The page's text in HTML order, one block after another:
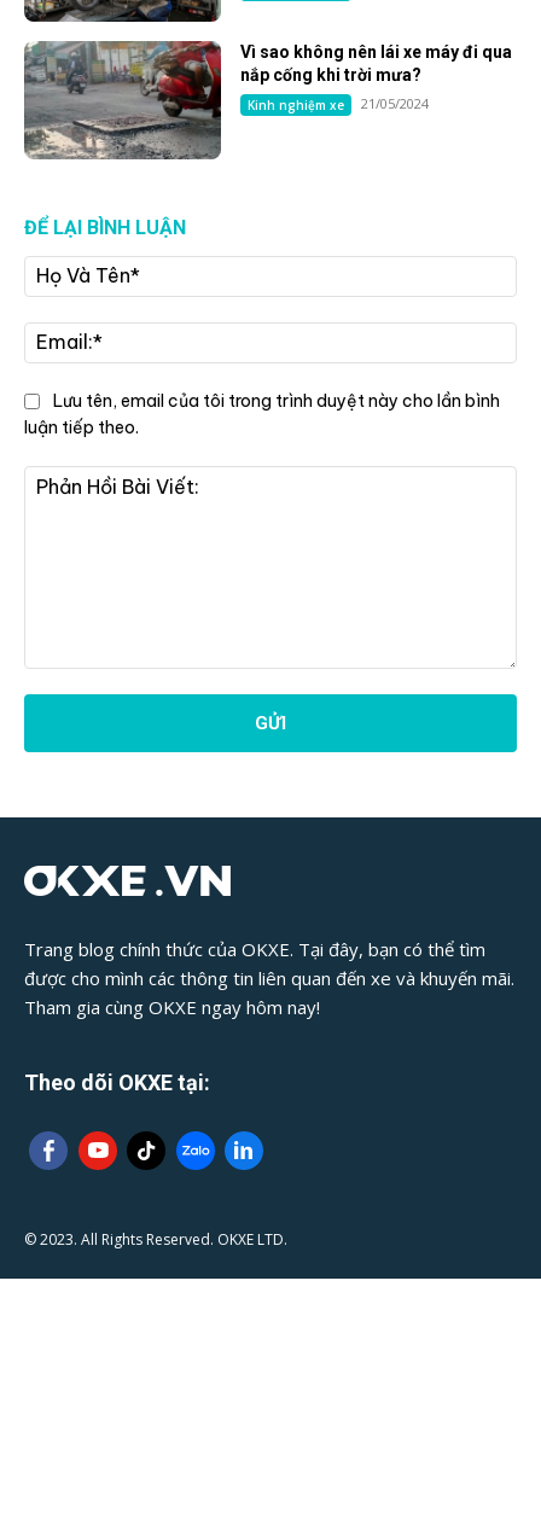
Vì sao không nên lái xe máy đi qua
nắp cống khi trời mưa?
Kinh nghiệm xe 21/05/2024
ĐỂ LẠI BÌNH LUẬN
Hồi
Viết:
Và
Lưu tên, email của tôi trong trình duyệt này cho lần bình
luận tiếp theo.
Trang blog chính thức của OKXE. Tại đây, bạn có thể tìm
được cho mình các thông tin liên quan đến xe và khuyến mãi.
Tham gia cùng OKXE ngay hôm nay!
Theo dõi OKXE tại:
© 2023. All Rights Reserved. OKXE LTD.